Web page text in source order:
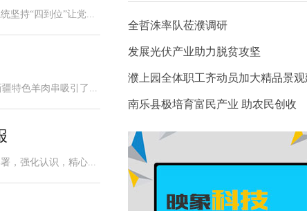
坚持“四到位”让党...
特色羊肉串吸引了...
，强化认识，精心...
全哲洙率队莅濮调研
发展光伏产业助力脱贫攻坚
濮上园全体职工齐动员加大精品景观
南乐县极培育富民产业 助农民创收